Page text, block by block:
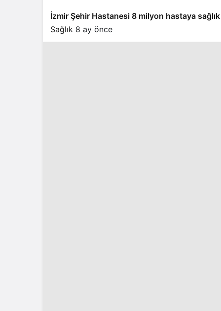
İzmir Şehir Hastanesi 8 milyon hastaya
Sağlık 8 ay önce